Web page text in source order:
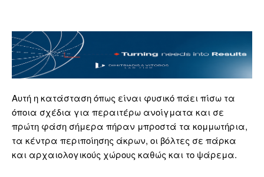
Αυτή η κατάσταση όπως είναι φυσικό πάει πίσω τα
όποια σχέδια για περαιτέρω ανοίγματα και σε
πρώτη φάση σήμερα πήραν μπροστά τα κομμωτήρια,
τα κέντρα περιποίησης άκρων, οι βόλτες σε πάρκα
και αρχαιολογικούς χώρους καθώς και το ψάρεμα.